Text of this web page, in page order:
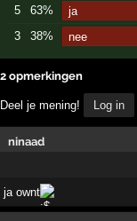
5 63%
ja
3
38% nee
2 opmerkingen
Deel je mening! Log in
ninaad
ja ownt